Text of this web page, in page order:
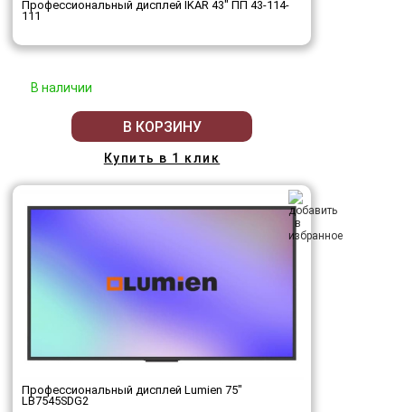
Профессиональный дисплей IKAR 43" ПП 43-114-
111
В наличии
В КОРЗИНУ
Купить в 1 клик
Профессиональный дисплей Lumien 75"
LB7545SDG2